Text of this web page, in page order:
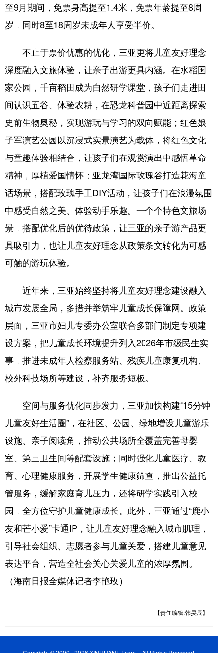
至9月期间，免票身高提至1.4米，免票年龄提至8周
岁，同时8至18周岁未成年人享受半价。
不止于票价优惠的优化，三亚更将儿童友好理念
深度融入文旅体验，让亲子出游更具内涵。在水稻国
家公园，千亩稻田成为自然研学课堂，孩子们走进田
间认识五谷、体验农耕，在恐龙科普园中近距离探索
史前生物奥秘，实现游玩与学习的双向赋能；红色娘
子军演艺公园以沉浸式实景演艺为载体，将红色文化
与童趣体验相结合，让孩子们在观赏演出中感悟革命
精神，厚植爱国情怀；亚龙湾国际玫瑰谷打造花海童
话场景，搭配玫瑰手工DIY活动，让孩子们在浪漫氛围
中感受自然之美、体验动手乐趣。一个个特色文旅场
景，搭配优化后的优待政策，让三亚的亲子游产品更
具吸引力，也让儿童友好理念从政策条文转化为可感
可触的游玩体验。
近年来，三亚始终坚持将儿童友好理念建设融入
城市发展全局，多措并举筑牢儿童成长保障网。政策
层面，三亚市妇儿专委办公室联合多部门制定专项建
设方案，把儿童成长环境提升列入2026年市级民生实
事，推进未成年人检察服务站、残疾儿童康复机构、
校外科技场所等建设，补齐服务短板。
空间与服务优化同步发力，三亚加快构建“15分钟
儿童友好生活圈”，在社区、公园、绿地增设儿童游乐
设施、亲子阅读角，推动公共场所全覆盖完善母婴
室、第三卫生间等配套设施；同时强化儿童医疗、教
育、心理健康服务，开展学生健康筛查，推出公益托
管服务，缓解家庭育儿压力，还将研学实践引入校
园，全方位守护儿童健康成长。此外，三亚通过“鹿小
友和芒小爱”卡通IP，让儿童友好理念融入城市肌理，
引导社会组织、志愿者参与儿童关爱，搭建儿童意见
表达平台，营造全社会关心关爱儿童的浓厚氛围。
（海南日报全媒体记者李艳玫）
【责任编辑:韩昊辰】